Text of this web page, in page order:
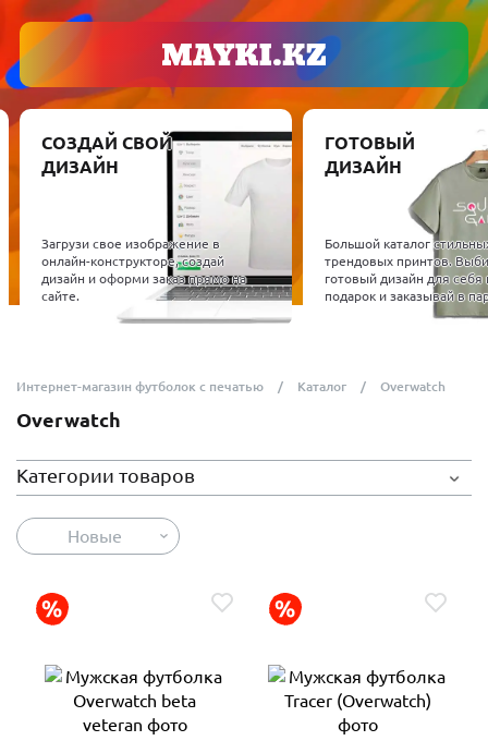
СОЗДАЙ СВОЙ
ДИЗАЙН
Загрузи свое изображение в
онлайн-конструкторе, создай
дизайн и оформи заказ прямо на
сайте.
ГОТОВЫЙ
ДИЗАЙН
Большой каталог
трендовых принтов.
готовый дизайн для себя
подарок и заказывай в
Интернет-магазин футболок с печатью Каталог Overwatch
Overwatch
Категории товаров
Новые